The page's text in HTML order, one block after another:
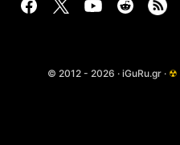
© 2012 - 2026 · iGuRu.gr · ☢